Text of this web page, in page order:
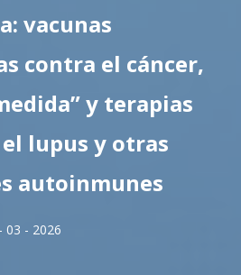
vacunas
contra el cáncer,
y terapias
lupus y otras
autoinmunes
03 - 2026